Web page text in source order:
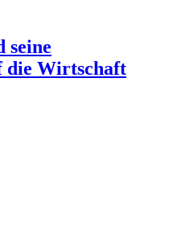
seine
die Wirtschaft